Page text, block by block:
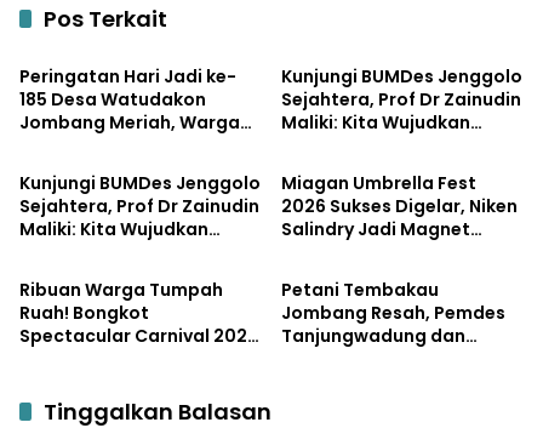
Pos Terkait
Pemerintahan
Peringatan Hari Jadi ke-
185 Desa Watudakon
Jombang Meriah, Warga
Karnaval Budaya
Kunjungi BUMDes Jenggolo
Sejahtera, Prof Dr Zainudin
Maliki: Kita Wujudkan
dengan Potensi Desa
Bisnis
Kunjungi BUMDes Jenggolo
Sejahtera, Prof Dr Zainudin
Maliki: Kita Wujudkan
dengan Potensi Desa
Pemerintahan
Miagan Umbrella Fest
2026 Sukses Digelar, Niken
Salindry Jadi Magnet
Pemerintahan
Ribuan Warga Tumpah
Ruah! Bongkot
Spectacular Carnival 2026
Pemerintahan
Petani Tembakau
Jombang Resah, Pemdes
Tanjungwadung dan
Tinggalkan Balasan